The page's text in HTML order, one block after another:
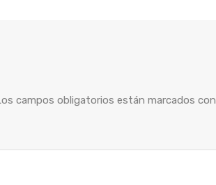
campos obligatorios están marcados con